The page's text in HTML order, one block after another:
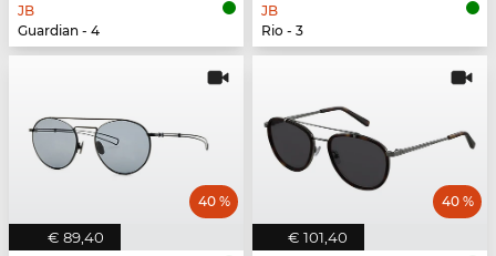
JB
Guardian - 4
JB
Rio - 3
€ 89,40
40 %
€ 101,40
40 %